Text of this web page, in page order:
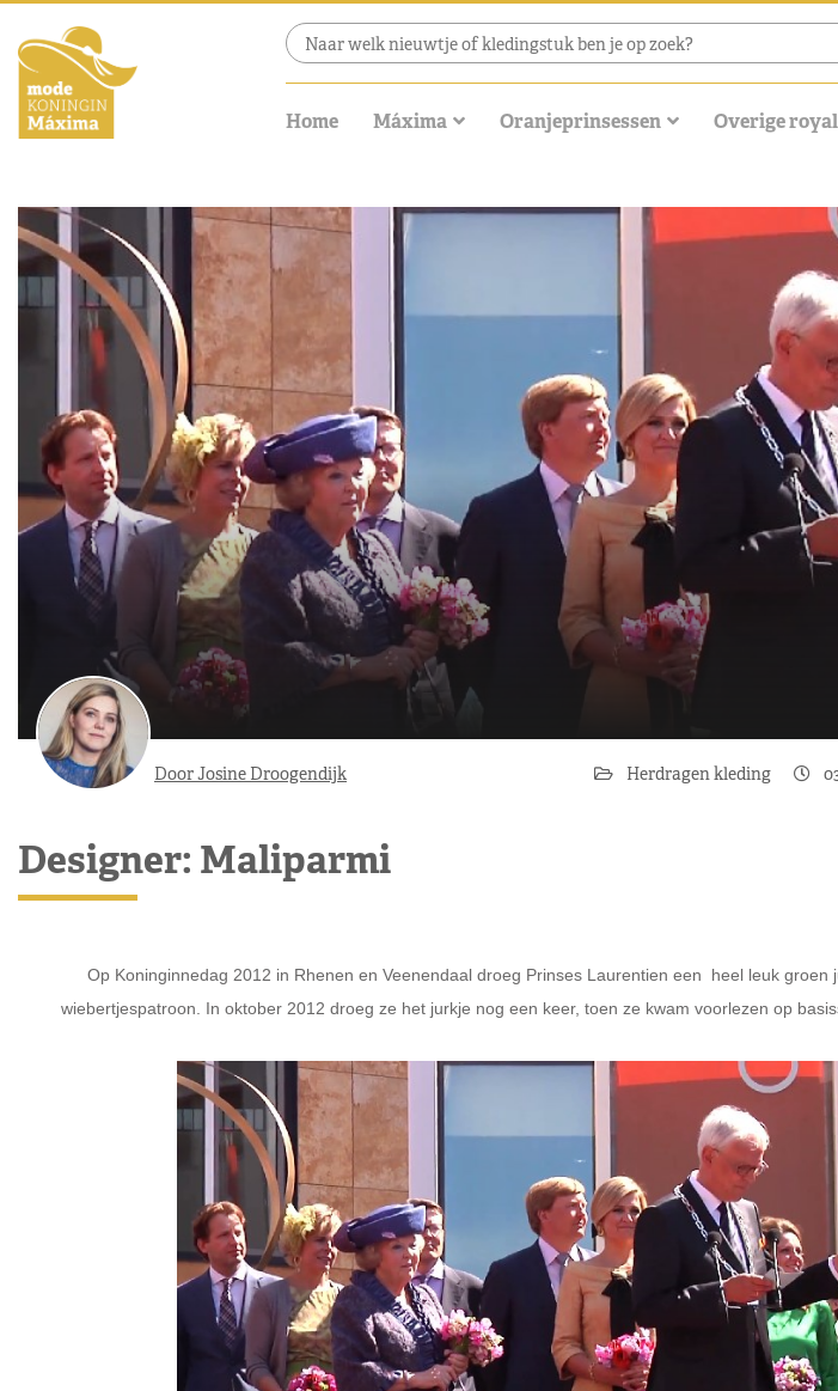
Home Máxima Oranjeprinsessen Overige
Door Josine Droogendijk Herdragen kleding
Designer: Maliparmi
Op Koninginnedag 2012 in Rhenen en Veenendaal droeg Prinses Laurentien een heel leuk groen
wiebertjespatroon. In oktober 2012 droeg ze het jurkje nog een keer, toen ze kwam voorlezen op